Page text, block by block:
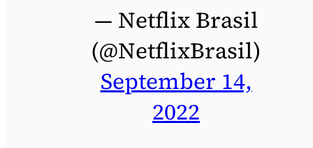
— Netflix Brasil
(@NetflixBrasil)
September 14,
2022